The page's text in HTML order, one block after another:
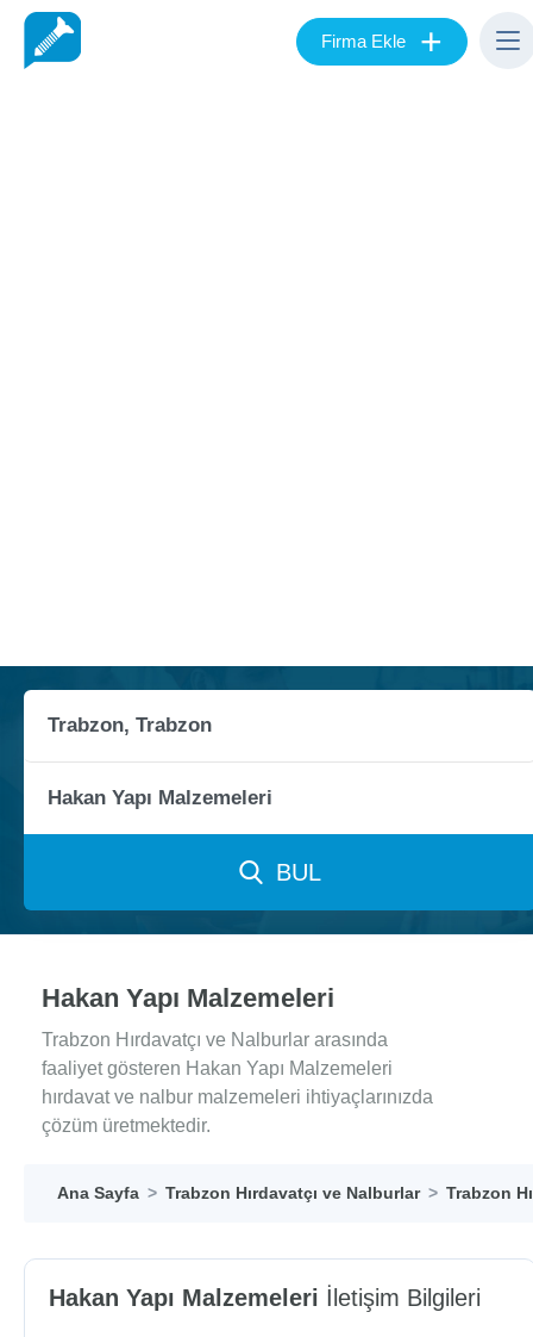
Firma Ekle +
BUL
Hakan Yapı Malzemeleri
Trabzon Hırdavatçı ve Nalburlar arasında
faaliyet gösteren Hakan Yapı Malzemeleri
hırdavat ve nalbur malzemeleri ihtiyaçlarınızda
çözüm üretmektedir.
Ana Sayfa Trabzon Hırdavatçı ve Nalburlar Trabzon
Hakan Yapı Malzemeleri İletişim Bilgileri